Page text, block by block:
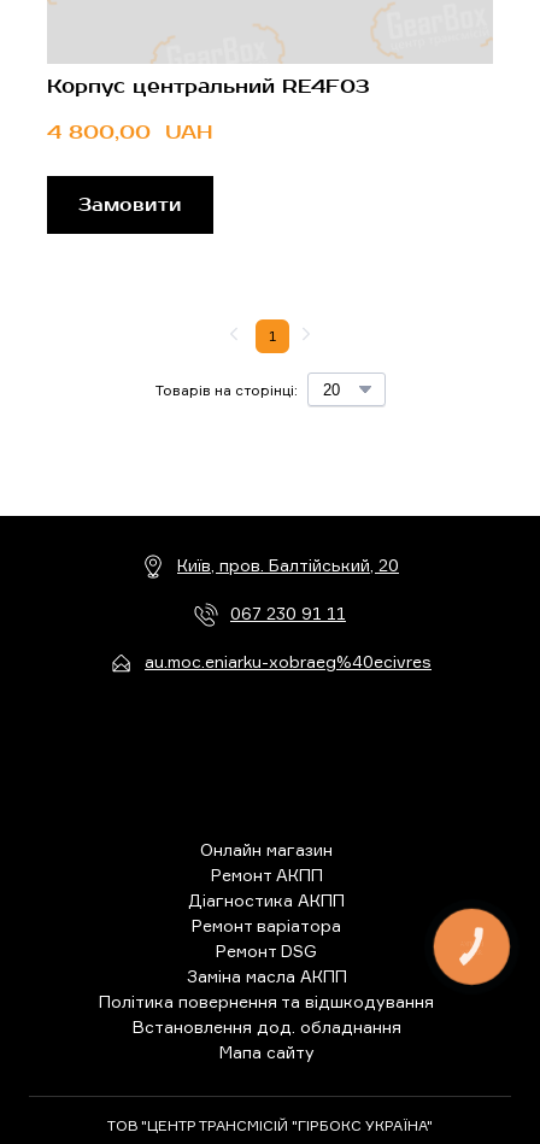
Корпус центральний RE4F03
4 800,00  UAH
Замовити
Товарів на сторінці:
1
Київ, пров. Балтійський, 20
067 230 91 11
au.moc.eniarku-xobraeg%40ecivres
Онлайн магазин
Ремонт АКПП
Діагностика АКПП
Ремонт варіатора
Ремонт DSG
Заміна масла АКПП
Політика повернення та відшкодування
Встановлення дод. обладнання
Мапа сайту
ТОВ "ЦЕНТР ТРАНСМІСІЙ "ГІРБОКС УКРАЇНА"
КНОПКА
ЗВ'ЯЗКУ